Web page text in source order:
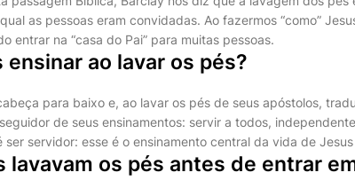
as pessoas eram convidadas. Ao fazermos “como”
entrar na “casa do Pai” para muitas pessoas.
ensinar ao lavar os pés?
para baixo e, ao lavar os pés de seus apóstolos,
de seus ensinamentos: servir a todos,
servidor: esse é o ensinamento central da vida de
lavavam os pés antes de entrar